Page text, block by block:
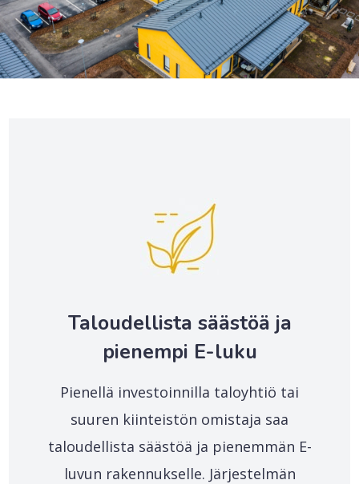
Taloudellista säästöä ja
pienempi E-luku
Pienellä investoinnilla taloyhtiö tai
suuren kiinteistön omistaja saa
taloudellista säästöä ja pienemmän E-
luvun rakennukselle. Järjestelmän